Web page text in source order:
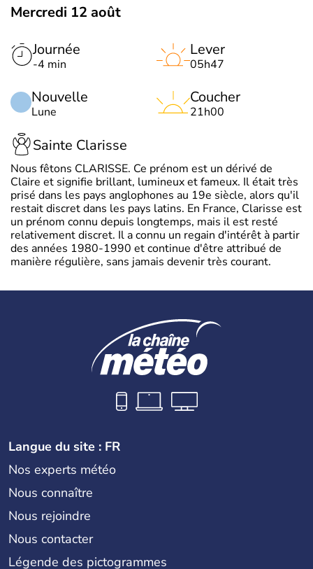
Mercredi 12 août
Journée
-4 min
Nouvelle
Lune
Lever
05h47
Coucher
21h00
Sainte Clarisse
Nous fêtons CLARISSE. Ce prénom est un dérivé de
Claire et signifie brillant, lumineux et fameux. Il était très
prisé dans les pays anglophones au 19e siècle, alors qu'il
restait discret dans les pays latins. En France, Clarisse est
un prénom connu depuis longtemps, mais il est resté
relativement discret. Il a connu un regain d'intérêt à partir
des années 1980-1990 et continue d'être attribué de
manière régulière, sans jamais devenir très courant.
Langue du site : FR
Nos experts météo
Nous connaître
Nous rejoindre
Nous contacter
Légende des pictogrammes